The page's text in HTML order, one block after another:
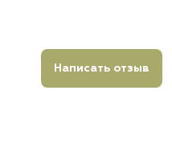
Написать отзыв